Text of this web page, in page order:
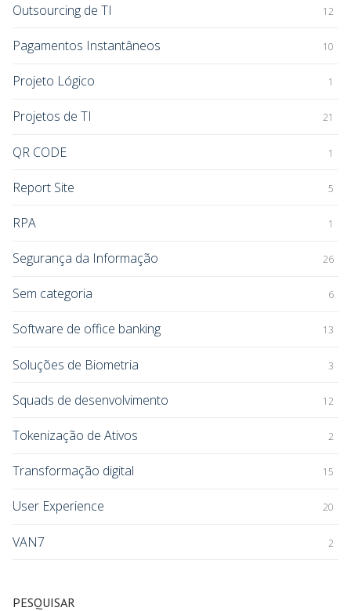
Outsourcing de TI 12
Pagamentos Instantâneos 10
Projeto Lógico 1
Projetos de TI 21
QR CODE 1
Report Site 5
RPA 1
Segurança da Informação 26
Sem categoria 6
Software de office banking 13
Soluções de Biometria 3
Squads de desenvolvimento 12
Tokenização de Ativos 2
Transformação digital 15
User Experience 20
VAN7 2
PESQUISAR